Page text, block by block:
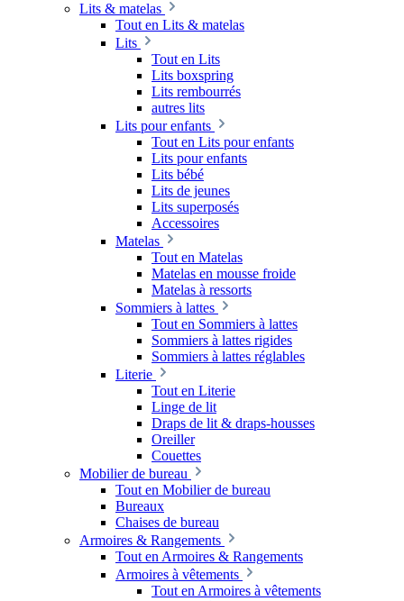
Lits & matelas
Tout en Lits & matelas
Lits
Tout en Lits
Lits boxspring
Lits rembourrés
autres lits
Lits pour enfants
Tout en Lits pour enfants
Lits pour enfants
Lits bébé
Lits de jeunes
Lits superposés
Accessoires
Matelas
Tout en Matelas
Matelas en mousse froide
Matelas à ressorts
Sommiers à lattes
Tout en Sommiers à lattes
Sommiers à lattes rigides
Sommiers à lattes réglables
Literie
Tout en Literie
Linge de lit
Draps de lit & draps-housses
Oreiller
Couettes
Mobilier de bureau
Tout en Mobilier de bureau
Bureaux
Chaises de bureau
Armoires & Rangements
Tout en Armoires & Rangements
Armoires à vêtements
Tout en Armoires à vêtements